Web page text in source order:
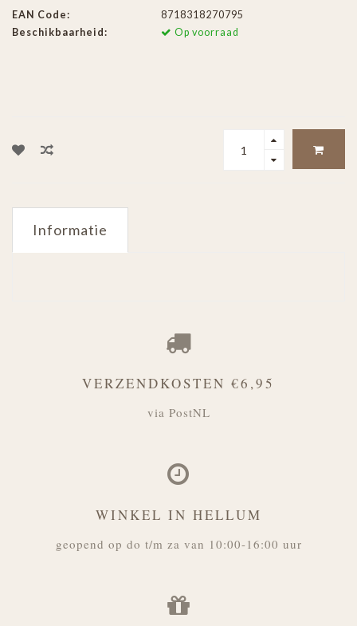
EAN Code:
8718318270795
Beschikbaarheid:
Op voorraad
Informatie
VERZENDKOSTEN €6,95
via PostNL
WINKEL IN HELLUM
geopend op do t/m za van 10:00-16:00 uur